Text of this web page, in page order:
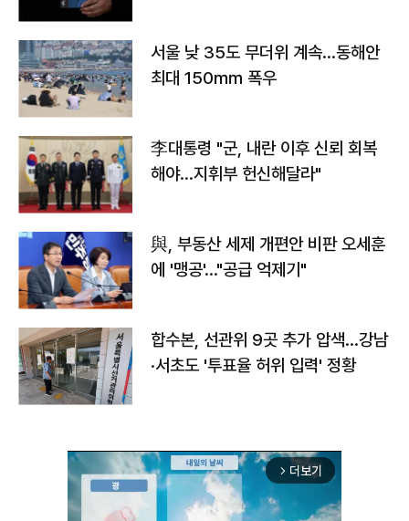
서울 낮 35도 무더위 계속…동해안
최대 150㎜ 폭우
李대통령 "군, 내란 이후 신뢰 회복
해야…지휘부 헌신해달라"
與, 부동산 세제 개편안 비판 오세훈
에 '맹공'…"공급 억제기"
합수본, 선관위 9곳 추가 압색…강남
·서초도 '투표율 허위 입력' 정황
arrow_forward_ios 더보기